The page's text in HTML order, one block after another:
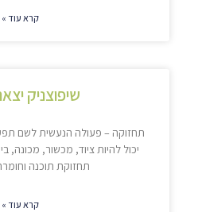
קרא עוד »
שיפוצניק
תחזוקה – פעולה הנעשית לשם
יכול להיות ציוד, מכשור, מכונה,
תחזוקת תוכנה
קרא עוד »